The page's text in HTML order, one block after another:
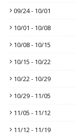
09/24 - 10/01
10/01 - 10/08
10/08 - 10/15
10/15 - 10/22
10/22 - 10/29
10/29 - 11/05
11/05 - 11/12
11/12 - 11/19